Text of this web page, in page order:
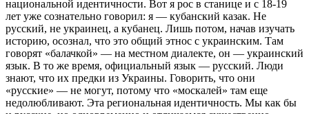
национальной идентичности. Вот я рос в станице и с 18-19
лет уже сознательно говорил: я — кубанский казак. Не
русский, не украинец, а кубанец. Лишь потом, начав изучать
историю, осознал, что это общий этнос с украинским. Там
говорят «балачкой» — на местном диалекте, он — украинский
язык. В то же время, официальный язык — русский. Люди
знают, что их предки из Украины. Говорить, что они
«русские» — не могут, потому что «москалей» там еще
недолюбливают. Эта региональная идентичность. Мы как бы